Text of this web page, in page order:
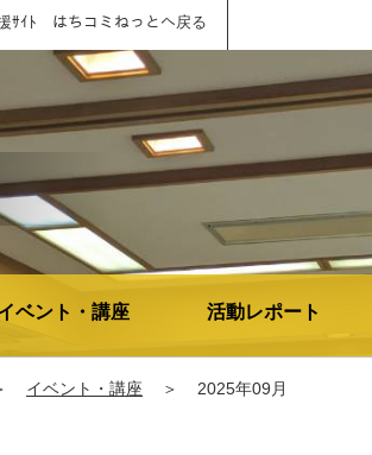
ｻｲﾄ はちコミねっとへ戻る
ベント・講座 活動レポート
イベント・講座 ＞ 2025年09月